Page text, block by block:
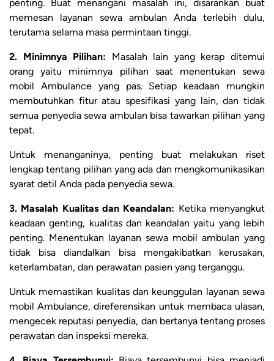
penting. Buat menangani masalah ini, disarankan buat
memesan layanan sewa ambulan Anda terlebih dulu,
terutama selama masa permintaan tinggi.
2. Minimnya Pilihan: Masalah lain yang kerap ditemui
orang yaitu minimnya pilihan saat menentukan sewa
mobil Ambulance yang pas. Setiap keadaan mungkin
membutuhkan fitur atau spesifikasi yang lain, dan tidak
semua penyedia sewa ambulan bisa tawarkan pilihan yang
tepat.
Untuk menanganinya, penting buat melakukan riset
lengkap tentang pilihan yang ada dan mengkomunikasikan
syarat detil Anda pada penyedia sewa.
3. Masalah Kualitas dan Keandalan: Ketika menyangkut
keadaan genting, kualitas dan keandalan yaitu yang lebih
penting. Menentukan layanan sewa mobil ambulan yang
tidak bisa diandalkan bisa mengakibatkan kerusakan,
keterlambatan, dan perawatan pasien yang terganggu.
Untuk memastikan kualitas dan keunggulan layanan sewa
mobil Ambulance, direferensikan untuk membaca ulasan,
mengecek reputasi penyedia, dan bertanya tentang proses
perawatan dan inspeksi mereka.